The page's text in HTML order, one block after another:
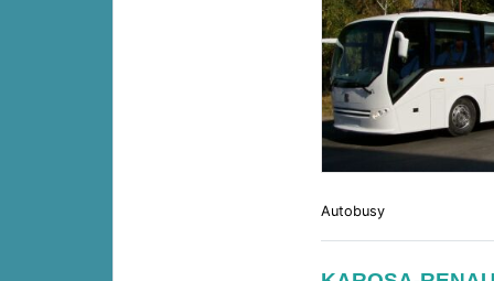
Autobusy